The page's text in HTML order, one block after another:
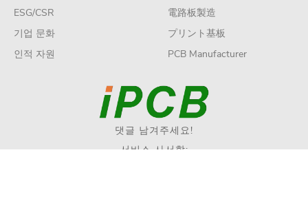
ESG/CSR
기업 문화
인적 자원
電路板製造
プリント基板
PCB Manufacturer
댓글 남겨주세요!
서비스 사서함: